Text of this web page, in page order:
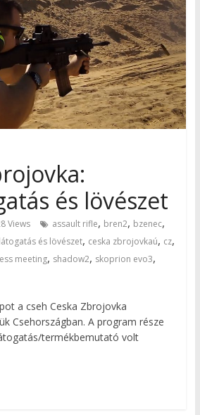
és lövészet
Views assault rifle, bren2, bzenec,
és lövészet, ceska zbrojovkaú, cz,
meeting, shadow2, skoprion evo3,
a cseh Ceska Zbrojovka
Csehországban. A program része
termékbemutató volt